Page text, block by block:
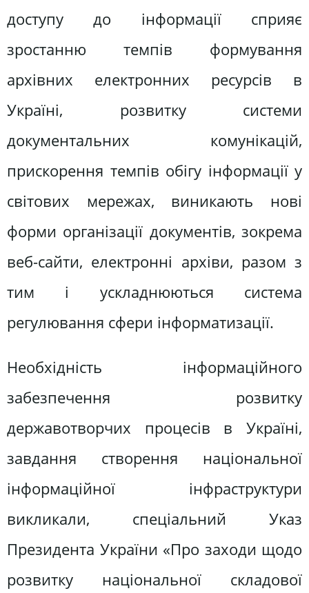
доступу до інформації сприяє
зростанню темпів формування
архівних електронних ресурсів в
Україні, розвитку системи
документальних комунікацій,
прискорення темпів обігу інформації у
світових мережах, виникають нові
форми організації документів, зокрема
веб-сайти, електронні архіви, разом з
тим і ускладнюються система
регулювання сфери інформатизації.
Необхідність інформаційного
забезпечення розвитку
державотворчих процесів в Україні,
завдання створення національної
інформаційної інфраструктури
викликали, спеціальний Указ
Президента України «Про заходи щодо
розвитку національної складової